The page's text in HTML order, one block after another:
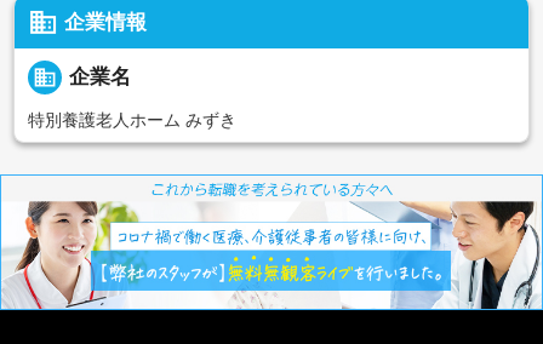
business 企業情報
business 企業名
特別養護老人ホーム みずき